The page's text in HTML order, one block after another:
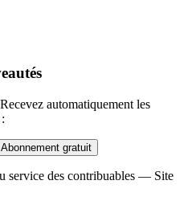
automatiquement les
Abonnement gratuit
des contribuables — Site